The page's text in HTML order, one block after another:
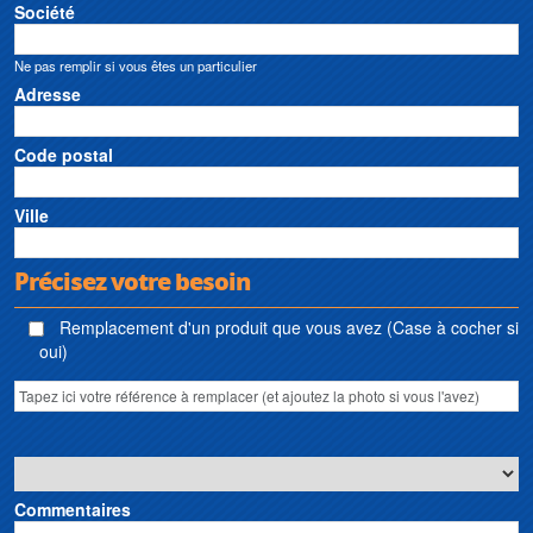
Société
Ne pas remplir si vous êtes un particulier
Adresse
Code postal
Ville
Précisez votre besoin
Remplacement d'un produit que vous avez (Case à cocher si
oui)
Commentaires